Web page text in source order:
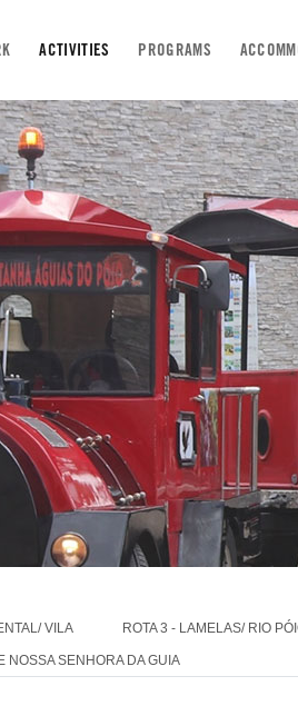
ACTIVITIES PROGRAMS
VILA ROTA 3 - LAMELAS/ RIO
NOSSA SENHORA DA GUIA